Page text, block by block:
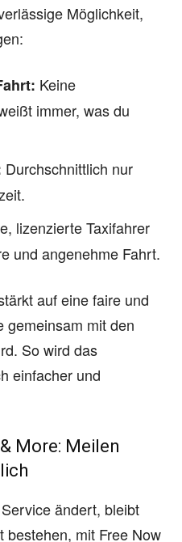
Möglichkeit,
Keine
immer, was du
Durchschnittlich nur
lizenzierte Taxifahrer
und angenehme Fahrt.
auf eine faire und
gemeinsam mit den
So wird das
einfacher und
More: Meilen
ändert, bleibt
bestehen, mit Free Now